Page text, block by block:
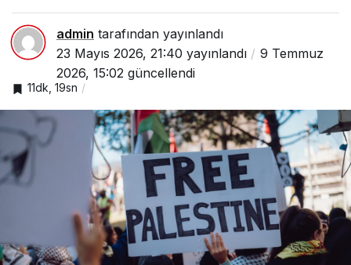
admin tarafından yayınlandı
23 Mayıs 2026, 21:40 yayınlandı
9 Temmuz
2026, 15:02 güncellendi
11dk, 19sn